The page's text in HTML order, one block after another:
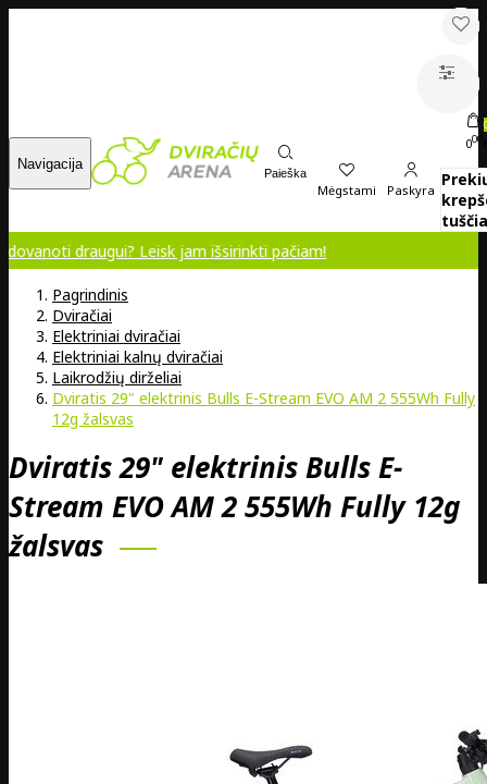
Navigacija
Paieška
Mėgstami Paskyra
000
Leisk jam išsirinkti pačiam!
Pagrindinis
Dviračiai
Elektriniai dviračiai
Elektriniai kalnų dviračiai
Laikrodžių dirželiai
Dviratis 29" elektrinis Bulls E-Stream EVO AM 2 555Wh Fully
12g žalsvas
Dviratis 29" elektrinis Bulls E-
Stream EVO AM 2 555Wh Fully 12g
žalsvas